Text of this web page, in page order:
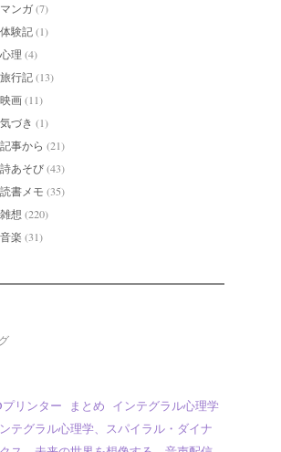
マンガ(7)
体験記(1)
心理 (4)
旅行記(13)
映画(11)
気づき (1)
記事から (21)
詩あそび(43)
読書メモ (35)
雑想 (220)
音楽 (31)
プリンター まとめ インテグラル心理学
テグラル心理学、スパイラル・ダイナ